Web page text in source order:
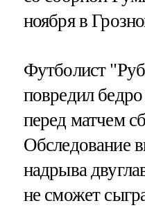
ноября в
Футболист
повредил
перед матчем
Обследование
надрыва
не сможет